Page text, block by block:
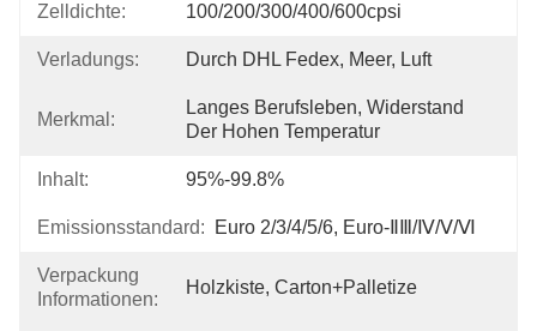
Zelldichte: 100/200/300/400/600cpsi
Verladungs: Durch DHL Fedex, Meer, Luft
Merkmal:
Langes Berufsleben, Widerstand
Der Hohen Temperatur
Inhalt: 95%-99.8%
Emissionsstandard: Euro 2/3/4/5/6, Euro-ⅡⅢ/Ⅳ/Ⅴ/Ⅵ
Verpackung
Informationen:
Holzkiste, Carton+Palletize